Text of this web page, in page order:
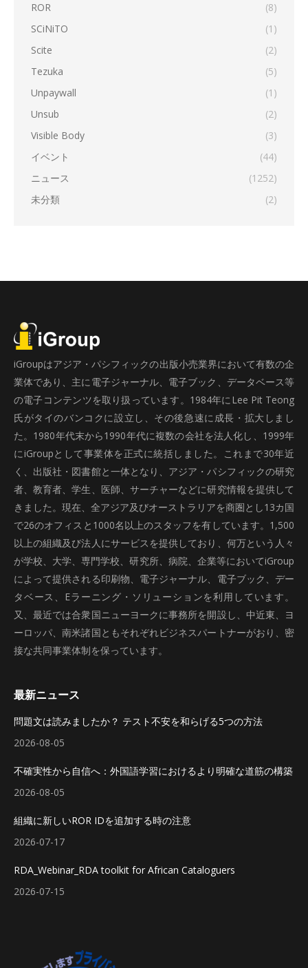
ROR
(8)
SCiNiTO
(1)
Scite
(2)
Tezuka
(5)
Unpaywall
(1)
Unsub
(2)
Visible Body
(3)
イベント
(44)
ニュース
(1252)
未分類
(2)
iGroupはアジア・パシフィックの出版小売業界において有数の企
業体であり、主に電子ジャーナル、電子ブック、データベース等
の電子コンテンツを取り扱っています。1984年にLee Pit Teong
氏がタイのバンコクに設立し、その後急速に成長・拡大しまし
た。1980年代末から1990年代に複数の会社を法人化し、1999年
にiGroupとして事業体を正式に統括しました。これまで30年近
く、出版社・図書館と一体となり、アジア・パシフィックの研究
者、教育者、学生、医師、サーチャーなどに研究情報を提供して
きました。現在、全アジア及びオーストラリアを商圏とし13カ国
で26のオフィスと1000名以上のスタッフを有しています。1,500
以上の組織及び法人にサービスを提供しており、何万という人々
が学校、大学、専門学校、研究所、病院、企業等においてiGroup
によって提供される印刷物、電子ジャーナル、電子ブック、デー
タベース、Eラーニング・ソリューションを利用しています。
又、最近では合衆国ニューヨークに事務所を開設し、中近東、ヨ
ーロッパ、南米諸国ともそれぞれビジネスパートナーがおり、密
接な共同事業体制を保っています。
最新ニュース
問題文は読みましたか？ テスト不安を和らげる5つの方法
2026-08-05
不確実性から自信へ：外国語学習におけるより明確な道筋の構築
2026-08-05
組織に新しいROR IDを追加する時の注意
2026-07-17
RDA_Webinar_RDA toolkit for African Cataloguers
2026-07-15